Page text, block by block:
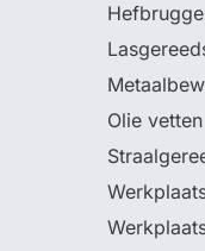
Olie vetten